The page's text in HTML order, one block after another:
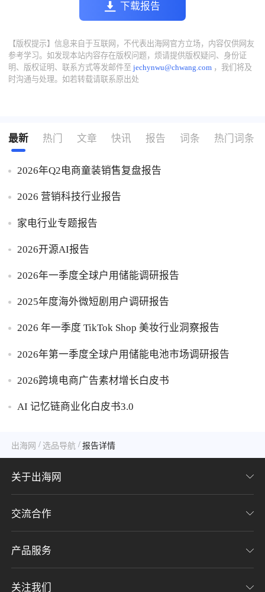
下载报告
【版权提示】信息来自于互联网，不代表出海网官方立场，内容仅供网友
参考学习。如发现本站内容存在版权问题，烦请提供版权疑问、身份证
明、版权证明、联系方式等发邮件至jechynwu@chwang.com ，我们将及
时沟通与处理。如若转载请联系原出处
最新 热门 文章 快讯 报告 词条 热门词条
2026年Q2电商童装销售复盘报告
2026 营销科技行业报告
家电行业专题报告
2026开源AI报告
2026年一季度全球户用储能调研报告
2025年度海外微短剧用户调研报告
2026 年一季度 TikTok Shop 美妆行业洞察报告
2026年第一季度全球户用储能电池市场调研报告
2026跨境电商广告素材增长白皮书
AI 记忆链商业化白皮书3.0
出海网 / 选品导航 / 报告详情
关于出海网
关于我们
加入我们
交流合作
联系我们
意见反馈
产品服务
关注我们